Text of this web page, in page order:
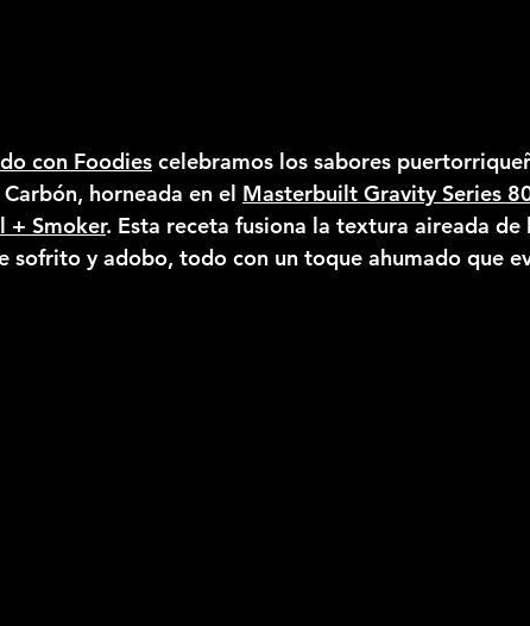
con Foodies celebramos los sabores
horneada en el Masterbuilt Gravity Series
+ Smoker. Esta receta fusiona la textura aireada de
sofrito y adobo, todo con un toque ahumado que